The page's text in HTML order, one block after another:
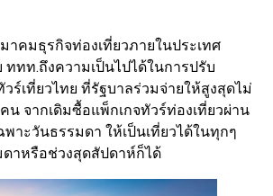
าคมธุรกิจท่องเที่ยวภายในประเทศ
ททท.ถึงความเป็นไปได้ในการปรับ
วร์เที่ยวไทย ที่รัฐบาลร่วมจ่ายให้สูงสุดไม่
น จากเดิมซื้อแพ็กเกจทัวร์ท่องเที่ยวผ่าน
พาะวันธรรมดา ให้เป็นเที่ยวได้ในทุกๆ
ดาหรือช่วงสุดสัปดาห์ก็ได้